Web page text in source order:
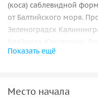
(коса) саблевидной
от Балтийского моря.
Зеленоградск
включена в список
Показать ещё
Место начала